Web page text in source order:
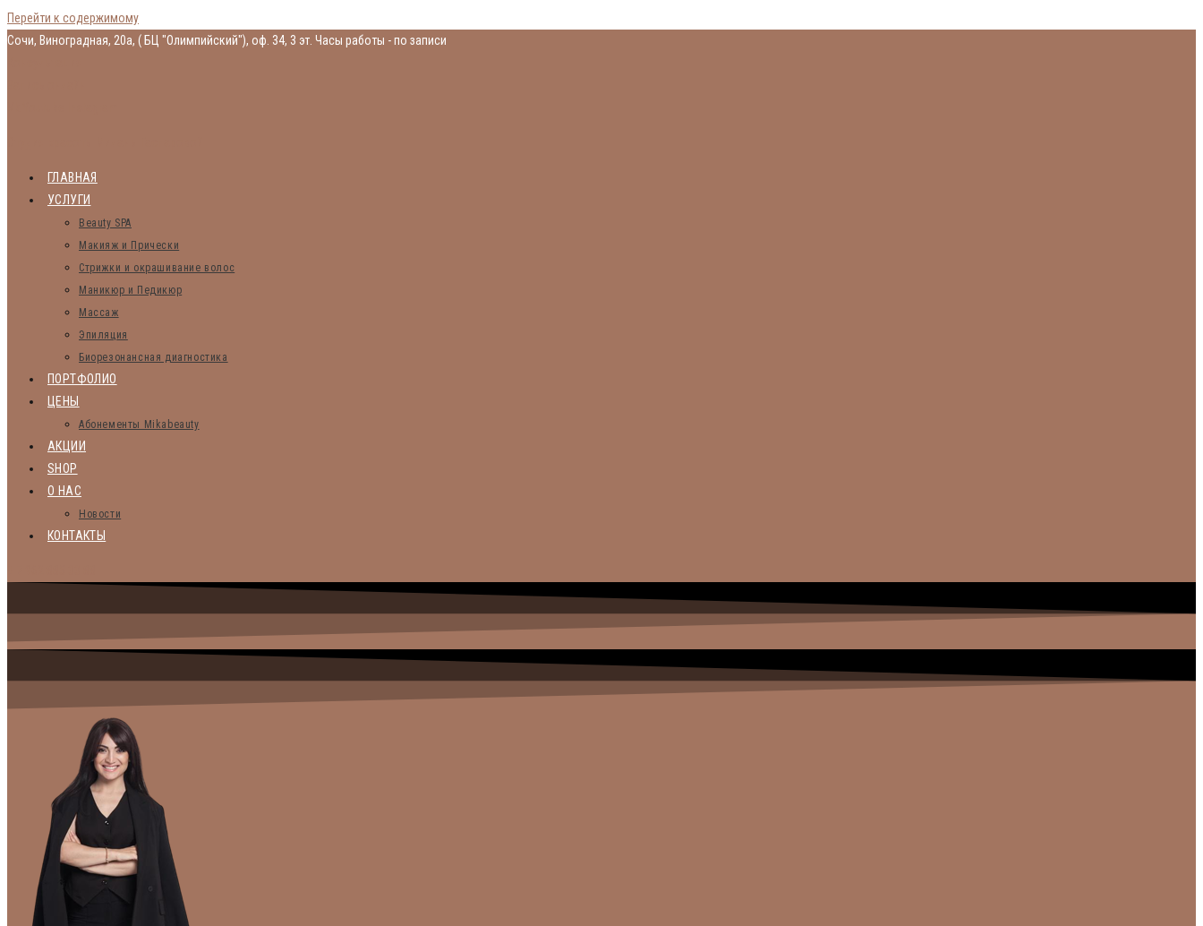
Перейти к содержимому
Сочи, Виноградная, 20а, ( БЦ "Олимпийский"), оф. 34, 3 эт. Часы работы - по записи
ГЛАВНАЯ
УСЛУГИ
Beauty SPA
Макияж и Прически
Стрижки и окрашивание волос
Маникюр и Педикюр
Массаж
Эпиляция
Биорезонансная диагностика
ПОРТФОЛИО
ЦЕНЫ
Абонементы Mikabeauty
АКЦИИ
SHOP
О НАС
Новости
КОНТАКТЫ